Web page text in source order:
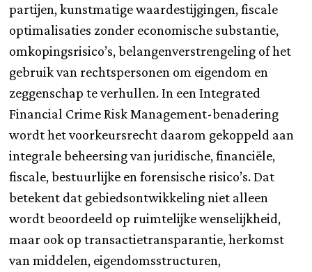
partijen, kunstmatige waardestijgingen, fiscale
optimalisaties zonder economische substantie,
omkopingsrisico’s, belangenverstrengeling of het
gebruik van rechtspersonen om eigendom en
zeggenschap te verhullen. In een Integrated
Financial Crime Risk Management-benadering
wordt het voorkeursrecht daarom gekoppeld aan
integrale beheersing van juridische, financiële,
fiscale, bestuurlijke en forensische risico’s. Dat
betekent dat gebiedsontwikkeling niet alleen
wordt beoordeeld op ruimtelijke wenselijkheid,
maar ook op transactietransparantie, herkomst
van middelen, eigendomsstructuren,